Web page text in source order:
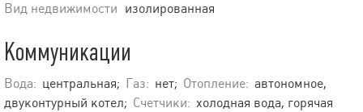
Вид недвижимости изолированная
Коммуникации
Вода: центральная; Газ: нет; Отопление: автономное,
двуконтурный котел; Счетчики: холодная вода, горячая